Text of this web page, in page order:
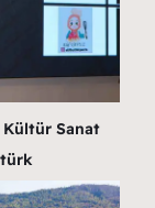
Kültür Sanat